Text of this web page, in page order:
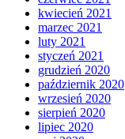
kwiecień 2021
marzec 2021
luty 2021
styczeń 2021
grudzień 2020
październik 2020
wrzesień 2020
sierpień 2020
lipiec 2020